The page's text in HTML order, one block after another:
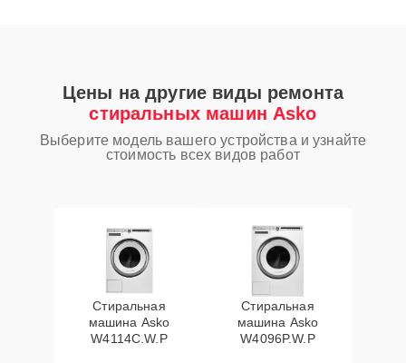
Цены на другие виды ремонта
стиральных машин Asko
Выберите модель вашего устройства и узнайте
стоимость всех видов работ
Стиральная
машина Asko
W4114C.W.P
Стиральная
машина Asko
W4096P.W.P